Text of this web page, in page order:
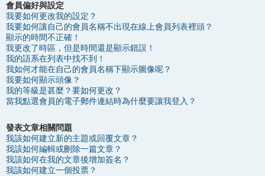
會員偏好與設定
我要如何更改我的設定？
我要如何讓自己的會員名稱不出現在線上會員列表裡頭？
顯示的時間不正確！
我更改了時區，但是時間還是顯示錯誤！
我的語系在列表中找不到！
我如何才能在自己的會員名稱下顯示圖像呢？
我要如何顯示頭像？
我的等級是甚麼？要如何更改？
當我點選會員的電子郵件連結時為什麼要讓我登入？
發表文章相關問題
我該如何建立新的主題或回覆文章？
我該如何編輯或刪除一篇文章？
我該如何在我的文章後增加簽名？
我該如何建立一個投票？